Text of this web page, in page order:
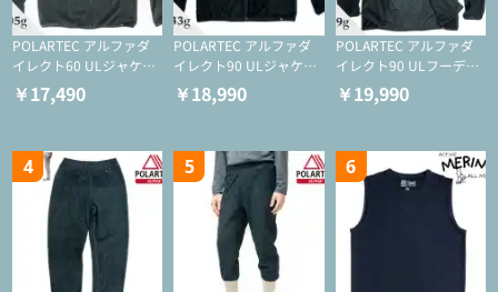
POLARTEC アルファダ
イレクト60 ULジャケッ
ト（登山/ミドルレイヤ
ー/化繊ジャケット）
￥17,490
POLARTEC アルファダ
イレクト90 ULジャケッ
ト（アクティブインサレ
ーション/ミドルレイヤ
￥18,990
POLARTEC アルファダ
イレクト90 ULフーディ
（アクティブインサレー
ション/ミドルレイヤー/
￥19,990
4 5 6